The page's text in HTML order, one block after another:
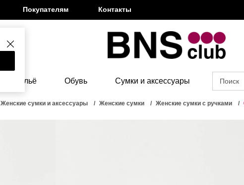
Покупателям Контакты
Бельё Обувь Сумки и аксессуары
Женские сумки и аксессуары Женские сумки Женские сумки с ручками